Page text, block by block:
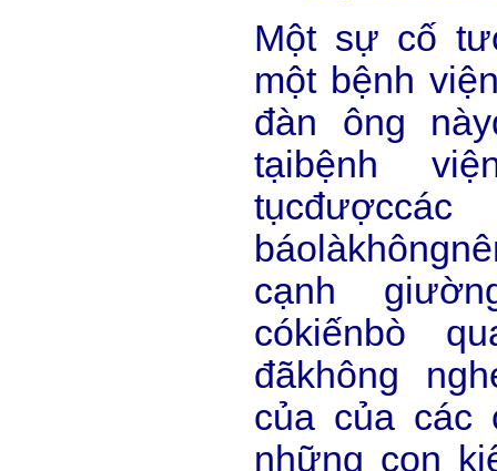
Một sự cố
một bệnh
đàn ông
tạibệnh
cạnh
cókiếnbò
đãkhông
của của các
những con